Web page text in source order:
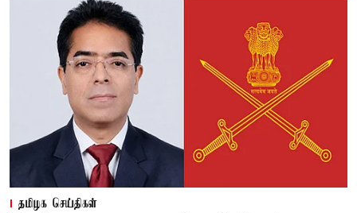
தமிழக செய்திகள்